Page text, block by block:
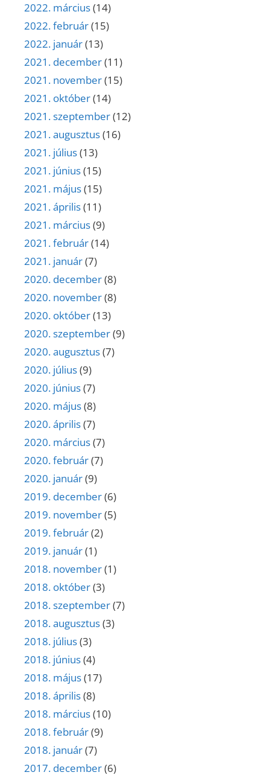
2022. március(14)
2022. február(15)
2022. január(13)
2021. december(11)
2021. november(15)
2021. október(14)
2021. szeptember(12)
2021. augusztus(16)
2021. július(13)
2021. június(15)
2021. május(15)
2021. április(11)
2021. március(9)
2021. február(14)
2021. január(7)
2020. december(8)
2020. november(8)
2020. október(13)
2020. szeptember(9)
2020. augusztus(7)
2020. július(9)
2020. június(7)
2020. május(8)
2020. április(7)
2020. március(7)
2020. február(7)
2020. január(9)
2019. december(6)
2019. november(5)
2019. február(2)
2019. január(1)
2018. november(1)
2018. október(3)
2018. szeptember(7)
2018. augusztus(3)
2018. július(3)
2018. június(4)
2018. május(17)
2018. április(8)
2018. március(10)
2018. február(9)
2018. január(7)
2017. december(6)